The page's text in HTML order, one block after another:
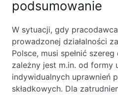
podsumowanie
W sytuacji, gdy
prowadzonej działalności
Polsce, musi spełnić
zależny jest m.in. od formy
indywidualnych uprawnień
składkowych. Dla